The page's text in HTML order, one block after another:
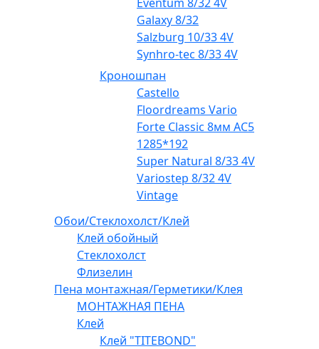
Galaxy 8/32
Salzburg 10/33 4V
Synhro-tec 8/33 4V
Кроношпан
Castello
Floordreams Vario
Forte Classic 8мм AC5
1285*192
Super Natural 8/33 4V
Variostep 8/32 4V
Vintage
Обои/Стеклохолст/Клей
Клей обойный
Стеклохолст
Флизелин
Пена монтажная/Герметики/Клея
МОНТАЖНАЯ ПЕНА
Клей
Клей "TITEBOND"